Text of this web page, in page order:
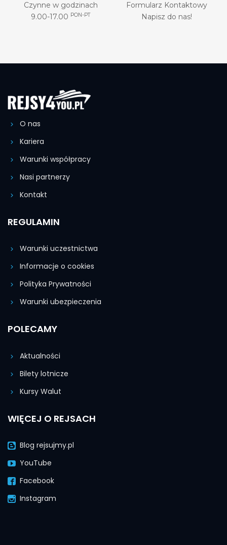
Czynne w godzinach
9.00-17.00 PON-PT
Formularz Kontaktowy
Napisz do nas!
O nas
Kariera
Warunki współpracy
Nasi partnerzy
Kontakt
REGULAMIN
Warunki uczestnictwa
Informacje o cookies
Polityka Prywatności
Warunki ubezpieczenia
POLECAMY
Aktualności
Bilety lotnicze
Kursy Walut
WIĘCEJ O REJSACH
Blog rejsujmy.pl
YouTube
Facebook
Instagram